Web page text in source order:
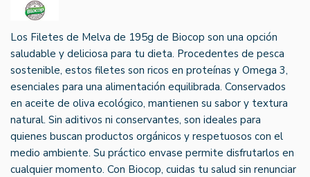
Los Filetes de Melva de 195g de Biocop son una opción
saludable y deliciosa para tu dieta. Procedentes de pesca
sostenible, estos filetes son ricos en proteínas y Omega 3,
esenciales para una alimentación equilibrada. Conservados
en aceite de oliva ecológico, mantienen su sabor y textura
natural. Sin aditivos ni conservantes, son ideales para
quienes buscan productos orgánicos y respetuosos con el
medio ambiente. Su práctico envase permite disfrutarlos en
cualquier momento. Con Biocop, cuidas tu salud sin renunciar